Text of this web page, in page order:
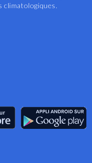
climatologiques.